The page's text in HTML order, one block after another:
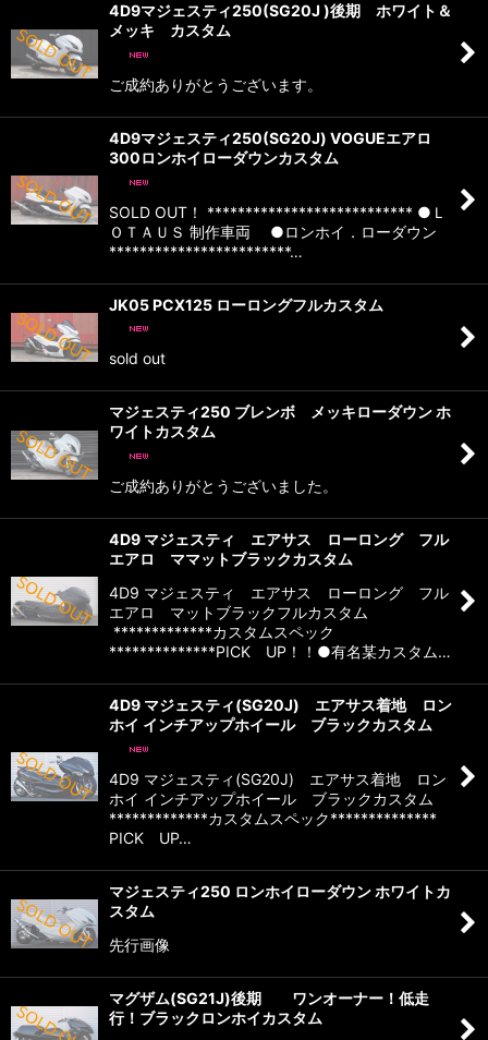
4D9マジェスティ250(SG20J )後期 ホワイト＆
メッキ カスタム
ご成約ありがとうございます。
4D9マジェスティ250(SG20J) VOGUEエアロ
300ロンホイローダウンカスタム
SOLD OUT！ *************************** ●Ｌ
ＯＴＡＵＳ 制作車両 ●ロンホイ．ローダウン
************************…
JK05 PCX125 ローロングフルカスタム
sold out
マジェスティ250 ブレンボ メッキローダウン ホ
ワイトカスタム
ご成約ありがとうございました。
4D9 マジェスティ エアサス ローロング フル
エアロ ママットブラックカスタム
4D9 マジェスティ エアサス ローロング フル
エアロ マットブラックフルカスタム
*************カスタムスペック
**************PICK UP！！●有名某カスタム…
4D9 マジェスティ(SG20J) エアサス着地 ロン
ホイ インチアップホイール ブラックカスタム
4D9 マジェスティ(SG20J) エアサス着地 ロン
ホイ インチアップホイール ブラックカスタム
*************カスタムスペック**************
PICK UP…
マジェスティ250 ロンホイローダウン ホワイトカ
スタム
先行画像
マグザム(SG21J)後期 ワンオーナー！低走
行！ブラックロンホイカスタム